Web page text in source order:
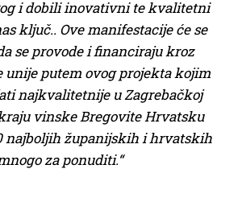
i dobili inovativni te kvalitetni
ključ.. Ove manifestacije će se
se provode i financiraju kroz
unije putem ovog projekta kojim
najkvalitetnije u Zagrebačkoj
vinske Bregovite Hrvatsku
najboljih županijskih i hrvatskih
za ponuditi.“